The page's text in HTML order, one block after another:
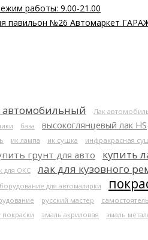
работы: 9.00-21.00
павильон №26 Автомаркет
автомобильный Лак
база высокоглянцевый лак HS
ик лампа ик сушка инфракрасная
грунт для авто купить
для ОКС лак для кузовного
для автомалярки
русский мастер
эмаль акриловая эмаль